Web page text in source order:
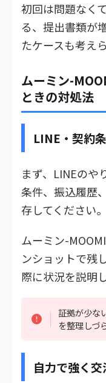
初回は問題なく
る、提出書類が
たケースも考え
ムーミン-
ときの対処法
LINE・契約
まず、LINEのや
条件、振込履歴
存してください。
ムーミン-
ンショットで残
際に状況を説明
証拠が少な
を整理しづ
自力で強く